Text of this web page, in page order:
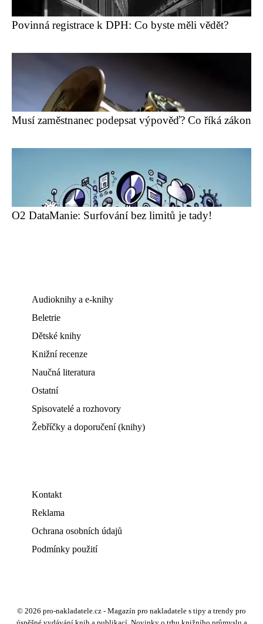
Povinná registrace k DPH: Co byste měli vědět?
Musí zaměstnanec podepsat výpověď? Co říká zákon
O2 DataManie: Surfování bez limitů je tady!
Audioknihy a e-knihy
Beletrie
Dětské knihy
Knižní recenze
Naučná literatura
Ostatní
Spisovatelé a rozhovory
Žebříčky a doporučení (knihy)
Kontakt
Reklama
Ochrana osobních údajů
Podmínky použití
© 2026 pro-nakladatele.cz - Magazín pro nakladatele s tipy a trendy pro